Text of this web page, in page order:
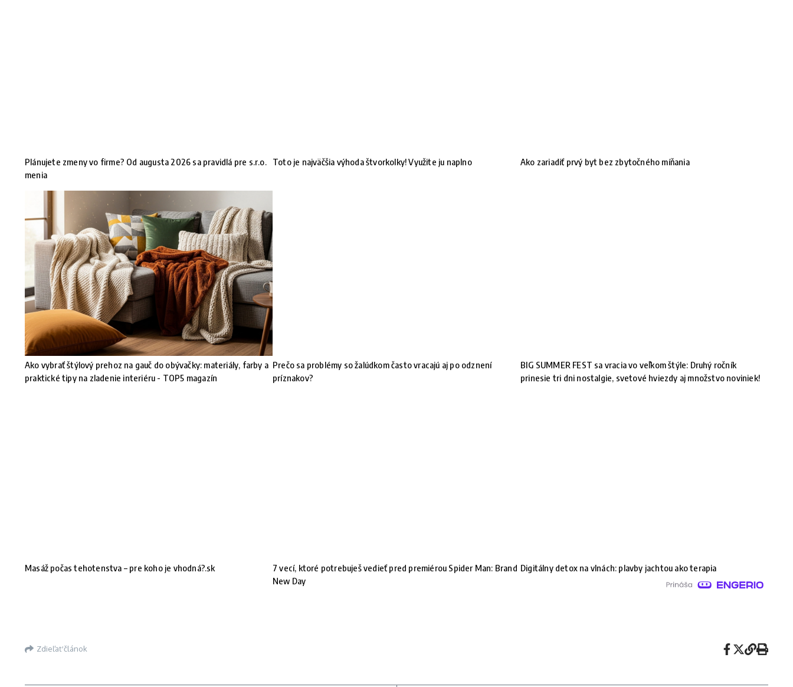
Plánujete zmeny vo firme? Od augusta 2026 sa pravidlá pre s.r.o.
menia
Toto je najväčšia výhoda štvorkolky! Využite ju naplno Ako zariadiť prvý byt bez zbytočného míňania
Ako vybrať štýlový prehoz na gauč do obývačky: materiály, farby a
praktické tipy na zladenie interiéru - TOP5 magazín
Prečo sa problémy so žalúdkom často vracajú aj po odznení
príznakov?
BIG SUMMER FEST sa vracia vo veľkom štýle: Druhý ročník
prinesie tri dni nostalgie, svetové hviezdy aj množstvo noviniek!
Masáž počas tehotenstva – pre koho je vhodná?.sk
7 vecí, ktoré potrebuješ vedieť pred premiérou Spider Man: Brand
New Day
Digitálny detox na vlnách: plavby jachtou ako terapia
Zdieľať článok